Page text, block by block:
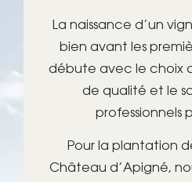
La naissance d’un
bien avant les
débute avec le choix
de qualité et le
professionnels
Pour la plantation
Château d’Apigné,